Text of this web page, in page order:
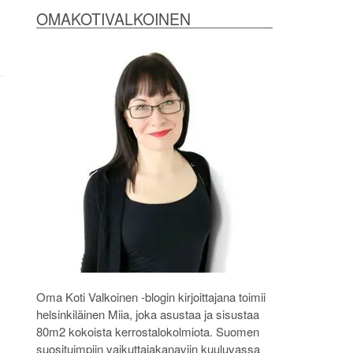
OMAKOTIVALKOINEN
Oma Koti Valkoinen -blogin kirjoittajana toimii
helsinkiläinen Miia, joka asustaa ja sisustaa
80m2 kokoista kerrostalokolmiota. Suomen
suosituimpiin vaikuttajakanaviin kuuluvassa